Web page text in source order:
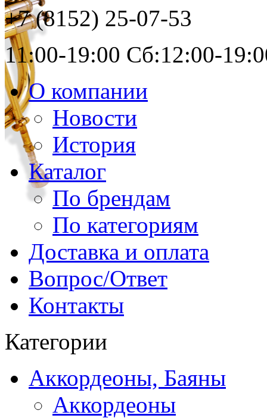
+7 (8152) 25-07-53
11:00-19:00 Сб:12:00-
О компании
Новости
История
Каталог
По брендам
По категориям
Доставка и оплата
Вопрос/Ответ
Контакты
Категории
Аккордеоны, Баяны
Аккордеоны